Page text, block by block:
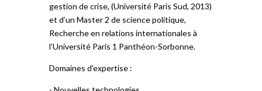
gestion de crise, (Université Paris Sud, 2013)
et d’un Master 2 de science politique,
Recherche en relations internationales à
l’Université Paris 1 Panthéon-Sorbonne.
Domaines d'expertise :